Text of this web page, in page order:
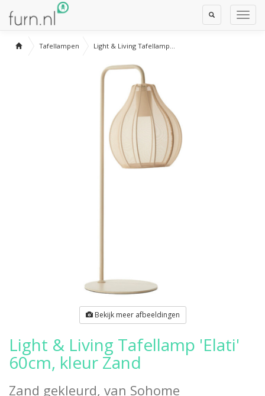
Toggle
Search
Tafellampen Light & Living Tafellamp...
Bekijk meer afbeeldingen
Light & Living Tafellamp 'Elati'
60cm, kleur Zand
Zand gekleurd, van Sohome